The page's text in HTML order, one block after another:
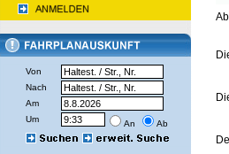
Von
Nach
Am
Um
An Ab